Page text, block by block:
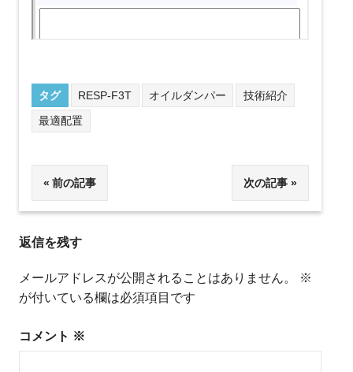
タグ RESP-F3T オイルダンパー 技術紹介
最適配置
投
稿
ナ
ビ
ゲ
ー
前の記事 次の記事
返信を残す
メールアドレスが公開されることはありません。
※
が付いている欄は必須項目です
コメント ※